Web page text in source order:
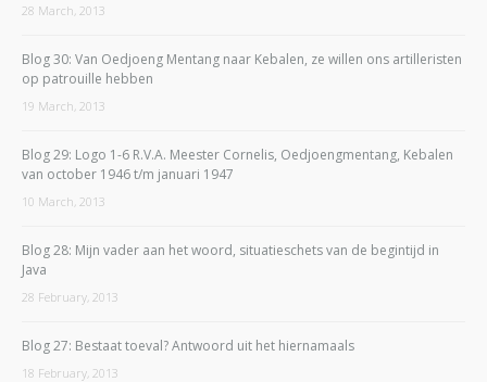
28 March, 2013
Blog 30: Van Oedjoeng Mentang naar Kebalen, ze willen ons artilleristen
op patrouille hebben
19 March, 2013
Blog 29: Logo 1-6 R.V.A. Meester Cornelis, Oedjoengmentang, Kebalen
van october 1946 t/m januari 1947
10 March, 2013
Blog 28: Mijn vader aan het woord, situatieschets van de begintijd in
Java
28 February, 2013
Blog 27: Bestaat toeval? Antwoord uit het hiernamaals
18 February, 2013